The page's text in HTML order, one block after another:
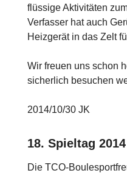
flüssige Aktivitäten
Verfasser hat auch
Heizgerät in das Zelt
Wir freuen uns schon
sicherlich besuchen
2014/10/30 JK
18. Spieltag 2014
Die TCO-